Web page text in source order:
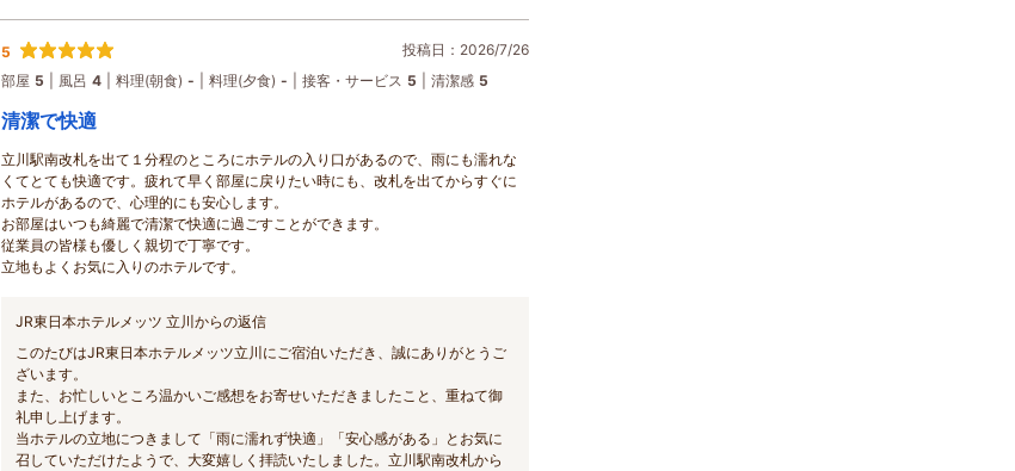
5
投稿日：2026/7/26
部屋 5 風呂 4 料理(朝食) - 料理(夕食) - 接客・サービス 5 清潔感 5
清潔で快適
立川駅南改札を出て１分程のところにホテルの入り口があるので、雨にも濡れな
くてとても快適です。疲れて早く部屋に戻りたい時にも、改札を出てからすぐに
ホテルがあるので、心理的にも安心します。
お部屋はいつも綺麗で清潔で快適に過ごすことができます。
従業員の皆様も優しく親切で丁寧です。
立地もよくお気に入りのホテルです。
JR東日本ホテルメッツ 立川からの返信
このたびはJR東日本ホテルメッツ立川にご宿泊いただき、誠にありがとうご
ざいます。
また、お忙しいところ温かいご感想をお寄せいただきましたこと、重ねて御
礼申し上げます。
当ホテルの立地につきまして「雨に濡れず快適」「安心感がある」とお気に
召していただけたようで、大変嬉しく拝読いたしました。立川駅南改札から